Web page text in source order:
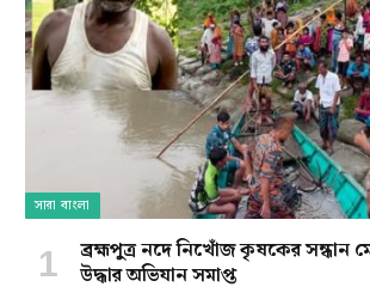
সারা বাংলা
ব্রহ্মপুত্র নদে নিখোঁজ কৃষকের সন্ধান
উদ্ধার অভিযান সমাপ্ত